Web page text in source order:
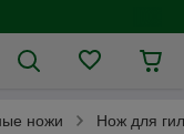
ножи Нож для